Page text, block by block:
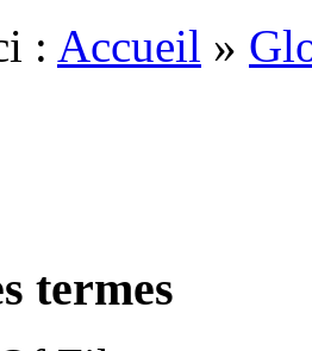
: Accueil »
termes